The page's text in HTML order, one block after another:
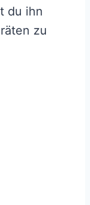
du ihn
zu